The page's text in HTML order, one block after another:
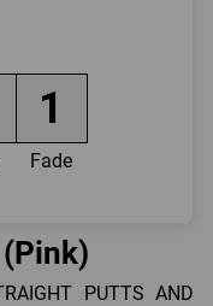
1
Fade
PUTTS AND